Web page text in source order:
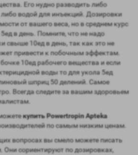
Его нудно разводить либо
водой для инъекций. Дозировки
от вашего веса, но в среднем курс
в день. Помните, что не надо
свыше 10ед в день, так как это не
привести к побочным эффектам.
10ед рабочего вещества и если
воды то для укола 5ед
шприц 50 делений. Самое
Всегда следите за вашим здоровьем
купитьPowertropin Apteka
по самым низким ценам.
вопросах вы смело можете писать
сориентируют по дозировках,